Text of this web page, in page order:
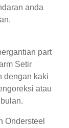
anda
part
Setir
dengan kaki
atau
Ondersteel